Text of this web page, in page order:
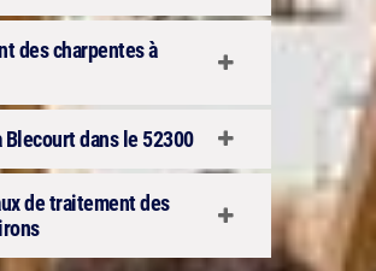
des charpentes à
dans le 52300
de traitement des